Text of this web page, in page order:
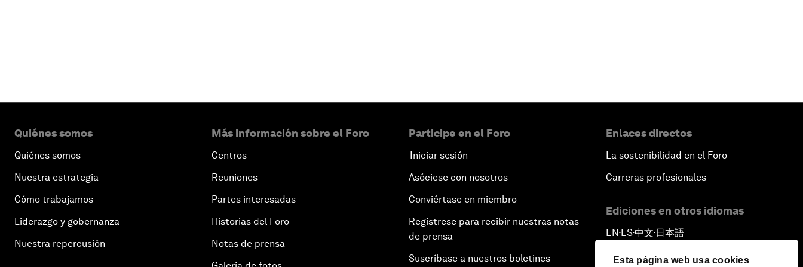
Esta página web usa cookies
Quiénes somos
Quiénes somos
Nuestra estrategia
Cómo trabajamos
Liderazgo y gobernanza
Nuestra repercusión
Más información sobre el Foro
Centros
Reuniones
Partes interesadas
Historias del Foro
Notas de prensa
Participe en el Foro
Iniciar sesión
Asóciese con nosotros
Conviértase en miembro
Regístrese para recibir nuestras notas
de prensa
Suscríbase a nuestros boletines
Enlaces directos
La sostenibilidad en el Foro
Carreras profesionales
Ediciones en otros idiomas
EN ▪ES▪中文▪ 日本語